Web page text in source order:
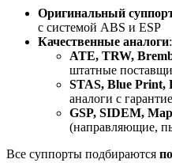
Оригинальный
с системой ABS и ESP
Качественные аналоги:
ATE, TRW,
штатные
STAS, Blue Print,
аналоги с
GSP, SIDEM,
(направляющие,
Все суппорты подбираются